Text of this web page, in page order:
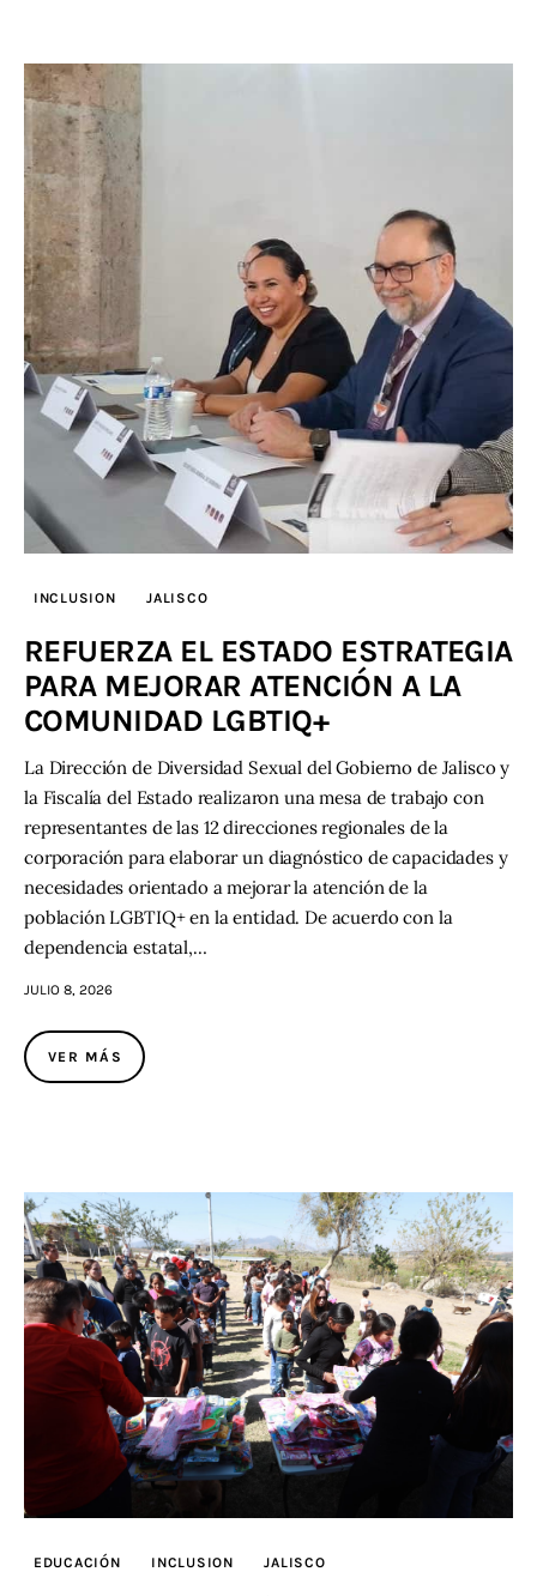
INCLUSION JALISCO
REFUERZA EL ESTADO ESTRATEGIA
PARA MEJORAR ATENCIÓN A LA
COMUNIDAD LGBTIQ+
La Dirección de Diversidad Sexual del Gobierno de Jalisco y
la Fiscalía del Estado realizaron una mesa de trabajo con
representantes de las 12 direcciones regionales de la
corporación para elaborar un diagnóstico de capacidades y
necesidades orientado a mejorar la atención de la
población LGBTIQ+ en la entidad. De acuerdo con la
dependencia estatal,…
JULIO 8, 2026
VER MÁS
EDUCACIÓN INCLUSION JALISCO